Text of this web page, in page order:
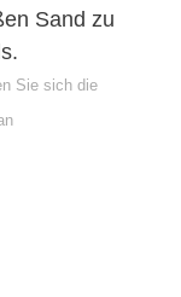
Sand zu
Sie sich die